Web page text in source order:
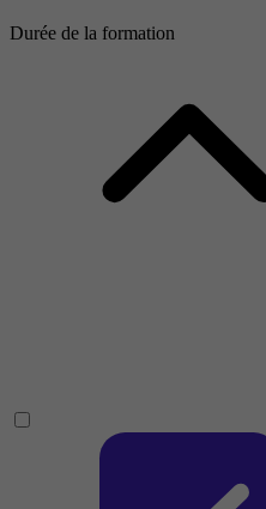
Durée de la formation